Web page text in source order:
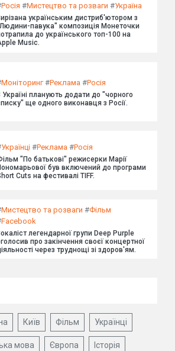
Росія #Мистецтво та розваги #Україна
українським дистриб'ютором з
павука" композиція Монеточки
до українського топ-100 на
Music.
Моніторинг#Реклама #Росія
Україні планують додати до "чорного
ще одного виконавця з Росії.
Українці #Реклама #Росія
"По батькові" режисерки Марії
був включений до програми
Cuts на фестивалі TIFF.
Мистецтво та розваги #Фільм
Facebook
легендарної групи Deep Purple
про закінчення своєї концертної
через труднощі зі здоров'ям.
Київ Фільм Українці
мова Європа Історія